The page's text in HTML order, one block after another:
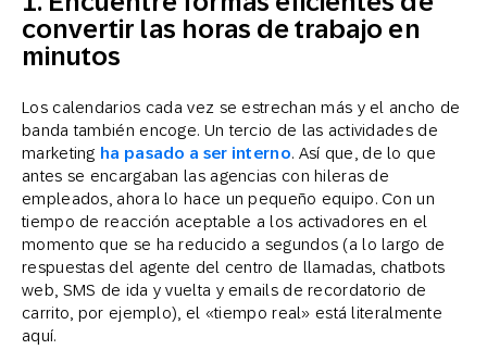
convertir las horas de trabajo en
minutos
Los calendarios cada vez se estrechan más y el ancho de
banda también encoge. Un tercio de las actividades de
marketing ha pasado a ser interno. Así que, de lo que
antes se encargaban las agencias con hileras de
empleados, ahora lo hace un pequeño equipo. Con un
tiempo de reacción aceptable a los activadores en el
momento que se ha reducido a segundos (a lo largo de
respuestas del agente del centro de llamadas, chatbots
web, SMS de ida y vuelta y emails de recordatorio de
carrito, por ejemplo), el «tiempo real» está literalmente
aquí.